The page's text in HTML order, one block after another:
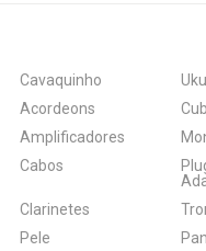
Cavaquinho
Acordeons
Amplificadores
Cabos
Clarinetes
Pele